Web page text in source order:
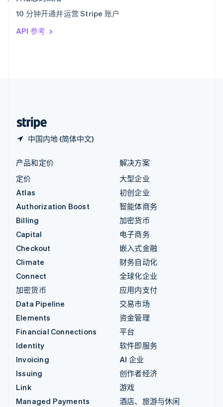
10 分钟开通并运营 Stripe 账户
API 参考
中国内地 (简体中文)
ItalianoEnglish
印度
English
产品和定价
定价
Atlas
Authorization Boost
Billing
Capital
Checkout
Climate
Connect
加密货币
Data Pipeline
Elements
Financial Connections
Identity
Invoicing
Issuing
Link
Managed Payments
解决方案
大型企业
初创企业
智能体商务
加密货币
电子商务
嵌入式金融
财务自动化
全球化企业
应用内支付
交易市场
资金管理
平台
软件即服务
AI 企业
创作者经济
游戏
酒店、旅游与休闲